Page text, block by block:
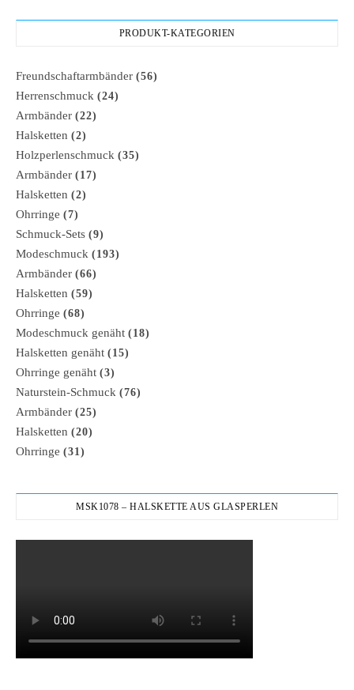
PRODUKT-KATEGORIEN
Freundschaftarmbänder (56)
Herrenschmuck (24)
Armbänder (22)
Halsketten (2)
Holzperlenschmuck (35)
Armbänder (17)
Halsketten (2)
Ohrringe (7)
Schmuck-Sets (9)
Modeschmuck (193)
Armbänder (66)
Halsketten (59)
Ohrringe (68)
Modeschmuck genäht (18)
Halsketten genäht (15)
Ohrringe genäht (3)
Naturstein-Schmuck (76)
Armbänder (25)
Halsketten (20)
Ohrringe (31)
MSK1078 – HALSKETTE AUS GLASPERLEN